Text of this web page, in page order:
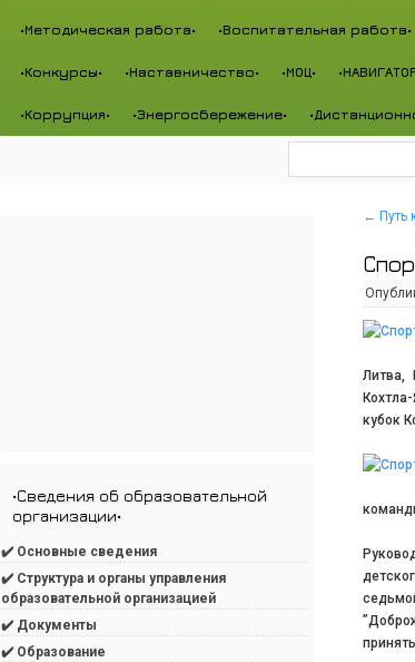
•Методическая работа• •Воспитательная работа•
•Конкурсы• •Наставничество• •МОЦ•
•Коррупция• •Энергосбережение•
← Путь
Литва,
кубок
•Сведения об образовательной
организации•
✔️ Основные сведения
✔️ Структура и органы управления
образовательной организацией
✔️ Документы
✔️ Образование